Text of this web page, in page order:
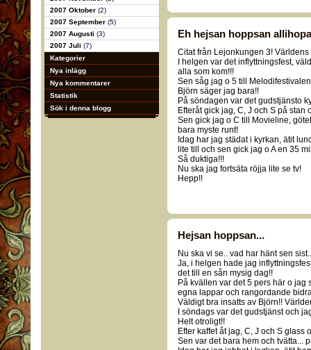
2007 Oktober (2)
2007 September (5)
2007 Augusti (3)
2007 Juli (7)
Kategorier
Nya inlägg
Nya kommentarer
Statistik
Sök i denna blogg
Eh hejsan hoppsan
Citat från Lejonkungen 3! Världens
I helgen var det inflyttningsfest,
alla som kom!!!
Sen såg jag o 5 till
Björn säger jag bara!!
På söndagen var det gudstjänsto
Efteråt gick jag, C, J och S på stan
Sen gick jag o C till Movieline,
bara myste runt!
Idag har jag städat i kyrkan, ätit
lite till och sen gick jag o A en 35
Så duktiga!!!
Nu ska jag fortsäta röjja lite se tv!
Hepp!!
Hejsan hoppsan...
Nu ska vi se.. vad har hänt sen
Ja, i helgen hade jag
det till en sån mysig dag!!
På kvällen var det 5 pers här o
egna lappar och rangordande
Väldigt bra insatts av Björn!!
I söndags var det gudstjänst och
Helt otroligt!!
Efter kaffet åt jag, C, J och S glass
Sen var det bara hem och tvätta...